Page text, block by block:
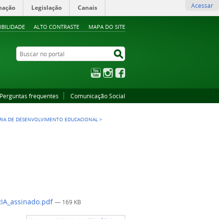
ALTO CONTRASTE MAPA DO SITE
Legislação Canais Acessar
Buscar no portal
YouTubeInstagram
Perguntas frequentes Comunicação Social
DE DESENVOLVIMENTO EDUCACIONAL >
— 169 KB